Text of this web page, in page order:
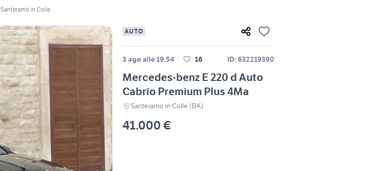
Santeramo in Colle
AUTO
3 ago alle 19:54 16 ID: 632219390
Mercedes-benz E 220 d Auto
Cabrio Premium Plus 4Ma
Santeramo in Colle (BA)
41.000 €